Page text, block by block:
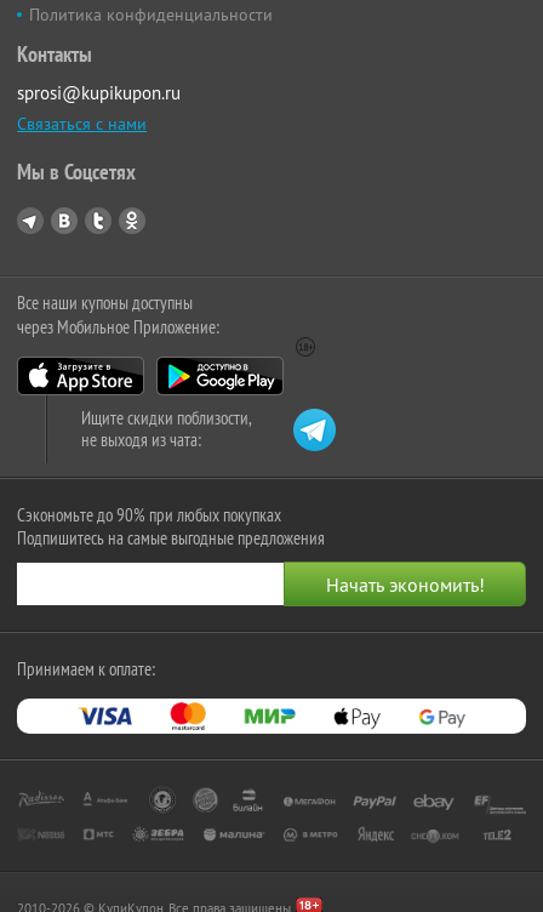
Политика конфиденциальности
Контакты
sprosi@kupikupon.ru
Связаться с нами
Мы в Соцсетях
Все наши купоны доступны
через Мобильное Приложение:
Ищите скидки поблизости,
не выходя из чата:
Сэкономьте до 90% при любых покупках
Подпишитесь на самые выгодные предложения
Принимаем к оплате:
2010-2026 © КупиКупон. Все права защищены.